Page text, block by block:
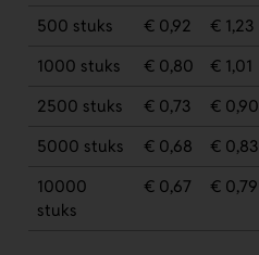
500 stuks € 0,92 € 1,23
1000 stuks
€ 0,80 € 1,01
2500 stuks
€ 0,73 € 0,90
5000 stuks
€ 0,68 € 0,83
10000
stuks
€ 0,67 € 0,79